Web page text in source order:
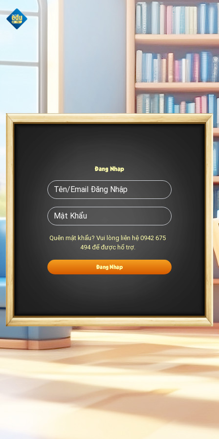
Đăng Nhập
Quên mật khẩu? Vui lòng liên hệ 0942 675
494 để được hổ trợ.
Đăng Nhập